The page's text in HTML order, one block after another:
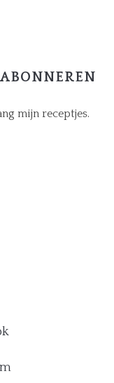
mijn receptjes.